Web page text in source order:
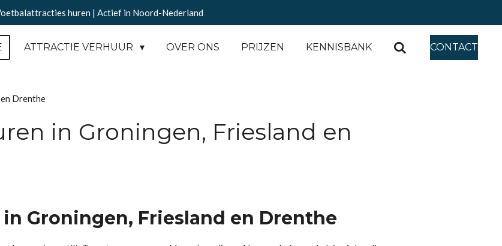
huren | Actief in Noord-Nederland
ATTRACTIE VERHUUR OVER ONS PRIJZEN KENNISBANK CONTACT
Drenthe
in Groningen, Friesland en
Groningen, Friesland en Drenthe